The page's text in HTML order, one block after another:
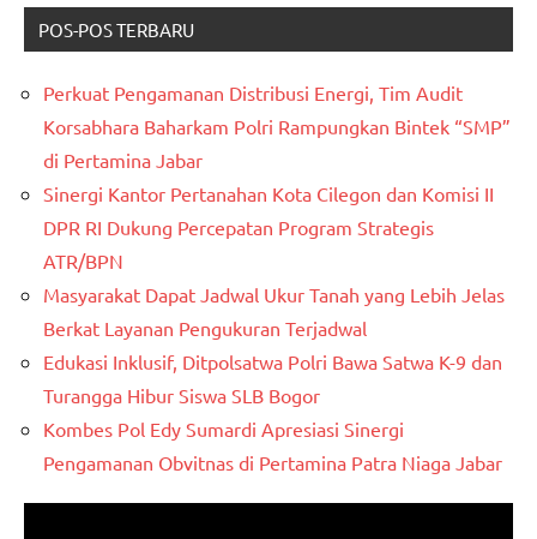
POS-POS TERBARU
Perkuat Pengamanan Distribusi Energi, Tim Audit
Korsabhara Baharkam Polri Rampungkan Bintek “SMP”
di Pertamina Jabar
Sinergi Kantor Pertanahan Kota Cilegon dan Komisi II
DPR RI Dukung Percepatan Program Strategis
ATR/BPN
Masyarakat Dapat Jadwal Ukur Tanah yang Lebih Jelas
Berkat Layanan Pengukuran Terjadwal
Edukasi Inklusif, Ditpolsatwa Polri Bawa Satwa K-9 dan
Turangga Hibur Siswa SLB Bogor
Kombes Pol Edy Sumardi Apresiasi Sinergi
Pengamanan Obvitnas di Pertamina Patra Niaga Jabar